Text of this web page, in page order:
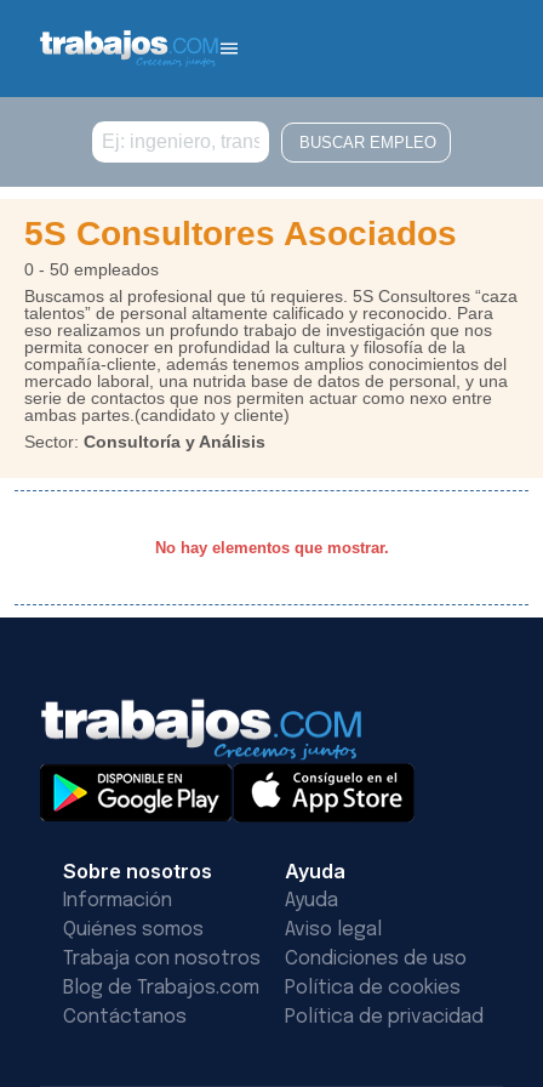
Buscar
5S Consultores Asociados
0 - 50 empleados
Buscamos al profesional que tú requieres. 5S Consultores “caza
talentos” de personal altamente calificado y reconocido. Para
eso realizamos un profundo trabajo de investigación que nos
permita conocer en profundidad la cultura y filosofía de la
compañía-cliente, además tenemos amplios conocimientos del
mercado laboral, una nutrida base de datos de personal, y una
serie de contactos que nos permiten actuar como nexo entre
ambas partes.(candidato y cliente)
Sector: Consultoría y Análisis
No hay elementos que mostrar.
Sobre nosotros
Información
Quiénes somos
Trabaja con nosotros
Blog de Trabajos.com
Contáctanos
Ayuda
Ayuda
Aviso legal
Condiciones de uso
Política de cookies
Política de privacidad